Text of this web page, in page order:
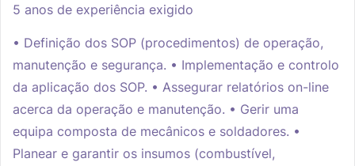
5 anos de experiência exigido
• Definição dos SOP (procedimentos) de operação,
manutenção e segurança. • Implementação e controlo
da aplicação dos SOP. • Assegurar relatórios on-line
acerca da operação e manutenção. • Gerir uma
equipa composta de mecânicos e soldadores. •
Planear e garantir os insumos (combustível,